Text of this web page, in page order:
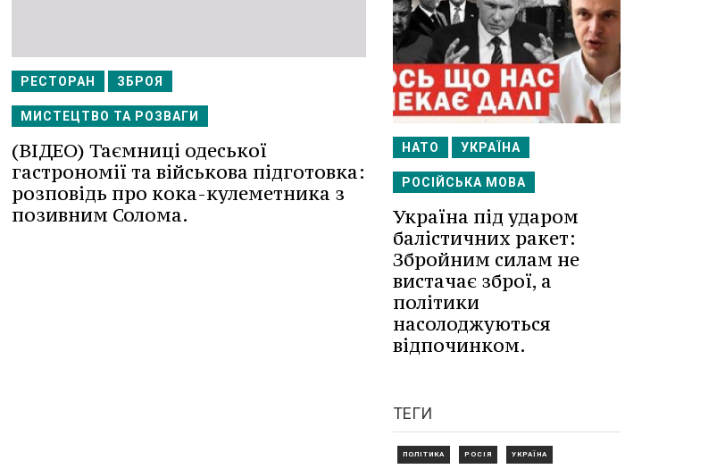
РЕСТОРАН ЗБРОЯ
МИСТЕЦТВО ТА РОЗВАГИ
(ВІДЕО) Таємниці одеської
гастрономії та військова підготовка:
розповідь про кока-кулеметника з
позивним Солома.
НАТО УКРАЇНА
РОСІЙСЬКА МОВА
Україна під ударом
балістичних ракет:
Збройним силам не
вистачає зброї, а
політики
насолоджуються
відпочинком.
ТЕГИ
ПОЛІТИКА РОСІЯ УКРАЇНА